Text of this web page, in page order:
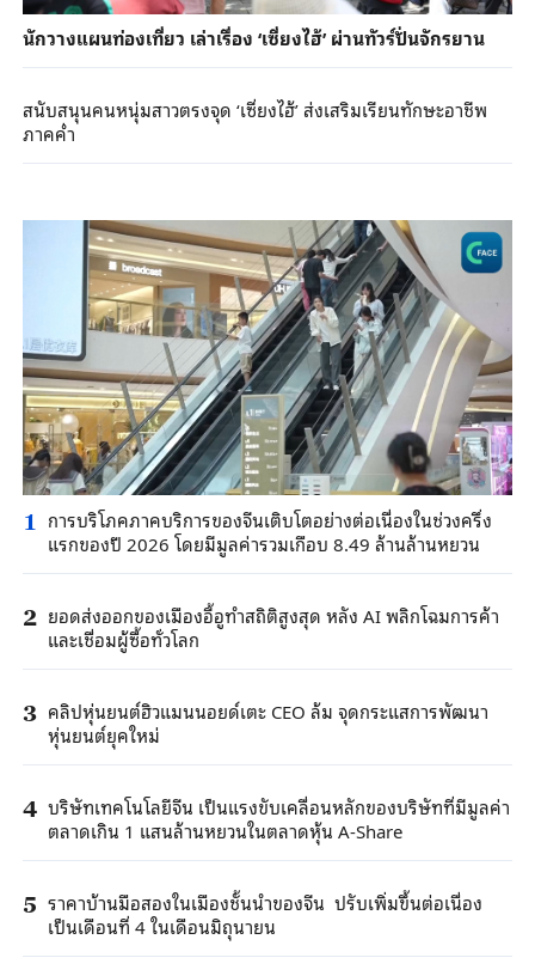
นักวางแผนท่องเที่ยว เล่าเรื่อง ‘เซี่ยงไฮ้’ ผ่านทัวร์ปั่นจักรยาน
สนับสนุนคนหนุ่มสาวตรงจุด ‘เซี่ยงไฮ้’ ส่งเสริมเรียนทักษะอาชีพ
ภาคค่ำ
1 การบริโภคภาคบริการของจีนเติบโตอย่างต่อเนื่องในช่วงครึ่ง
แรกของปี 2026 โดยมีมูลค่ารวมเกือบ 8.49 ล้านล้านหยวน
2 ยอดส่งออกของเมืองอี้อูทำสถิติสูงสุด หลัง AI พลิกโฉมการค้า
และเชื่อมผู้ซื้อทั่วโลก
3 คลิปหุ่นยนต์ฮิวแมนนอยด์เตะ CEO ล้ม จุดกระแสการพัฒนา
หุ่นยนต์ยุคใหม่
4 บริษัทเทคโนโลยีจีน เป็นแรงขับเคลื่อนหลักของบริษัทที่มีมูลค่า
ตลาดเกิน 1 แสนล้านหยวนในตลาดหุ้น A-Share
5 ราคาบ้านมือสองในเมืองชั้นนำของจีน ปรับเพิ่มขึ้นต่อเนื่อง
เป็นเดือนที่ 4 ในเดือนมิถุนายน